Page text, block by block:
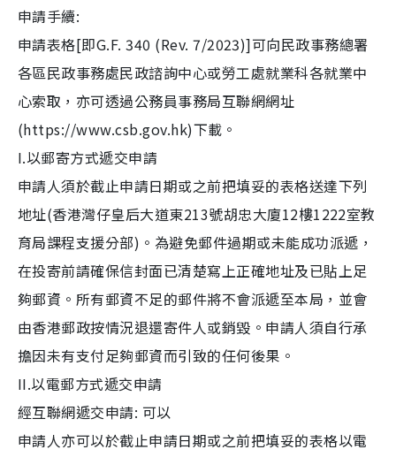
申請手續:
申請表格[即G.F. 340 (Rev. 7/2023)]可向民政事務總署
各區民政事務處民政諮詢中心或勞工處就業科各就業中
心索取，亦可透過公務員事務局互聯網網址
(https://www.csb.gov.hk)下載。
I.以郵寄方式遞交申請
申請人須於截止申請日期或之前把填妥的表格送達下列
地址(香港灣仔皇后大道東213號胡忠大廈12樓1222室教
育局課程支援分部)。為避免郵件過期或未能成功派遞，
在投寄前請確保信封面已清楚寫上正確地址及已貼上足
夠郵資。所有郵資不足的郵件將不會派遞至本局，並會
由香港郵政按情況退還寄件人或銷毀。申請人須自行承
擔因未有支付足夠郵資而引致的任何後果。
II.以電郵方式遞交申請
經互聯網遞交申請: 可以
申請人亦可以於截止申請日期或之前把填妥的表格以電